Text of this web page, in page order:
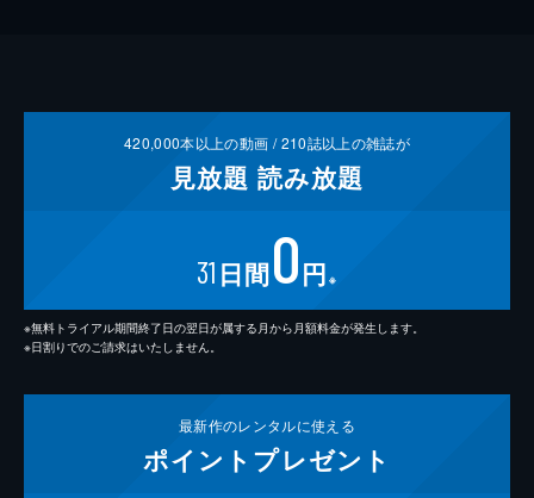
420,000本以上の動画 /210誌以上の雑誌が
見放題 読み放題
31 日間0円 ※
※無料トライアル期間終了日の翌日が属する月から月額料金が発生します。
※日割りでのご請求はいたしません。
最新作のレンタルに使える
ポイント プレゼント